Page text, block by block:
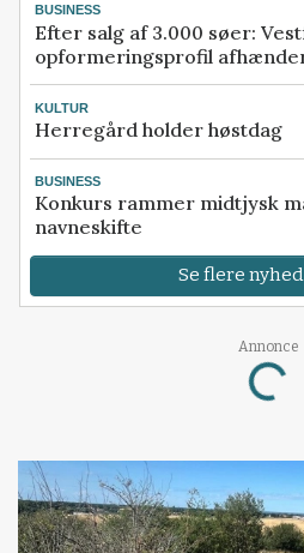
BUSINESS
Efter salg af 3.000 søer:
opformeringsprofil
KULTUR
Herregård holder høstdag
BUSINESS
Konkurs rammer midtjysk
navneskifte
Se flere
Annonce
Loading...